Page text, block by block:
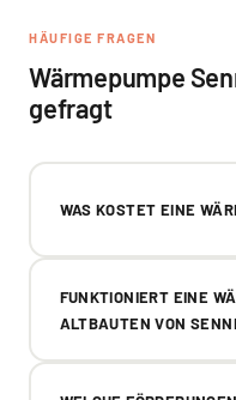
HÄUFIGE FRAGEN
Wärmepumpe
gefragt
WAS KOSTET EINE
FUNKTIONIERT EINE
ALTBAUTEN VON